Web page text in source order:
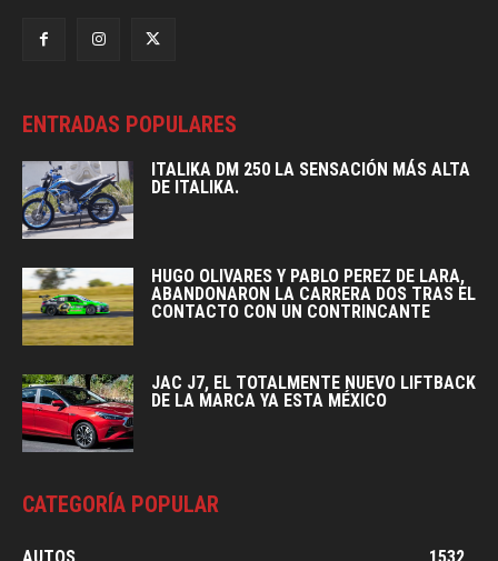
ENTRADAS POPULARES
ITALIKA DM 250 LA SENSACIÓN MÁS ALTA
DE ITALIKA.
HUGO OLIVARES Y PABLO PEREZ DE LARA,
ABANDONARON LA CARRERA DOS TRAS EL
CONTACTO CON UN CONTRINCANTE
JAC J7, EL TOTALMENTE NUEVO LIFTBACK
DE LA MARCA YA ESTA MÉXICO
CATEGORÍA POPULAR